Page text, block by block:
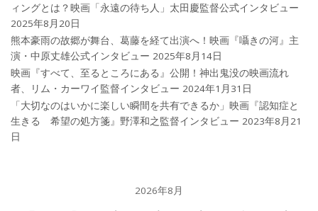
ィングとは？映画「永遠の待ち人」太田慶監督公式インタビュー
2025年8月20日
熊本豪雨の故郷が舞台、葛藤を経て出演へ！映画『囁きの河』主
演・中原丈雄公式インタビュー 2025年8月14日
映画『すべて、至るところにある』公開！神出鬼没の映画流れ
者、リム・カーワイ監督インタビュー 2024年1月31日
「大切なのはいかに楽しい瞬間を共有できるか」映画『認知症と
生きる 希望の処方箋』野澤和之監督インタビュー 2023年8月21
日
2026年8月